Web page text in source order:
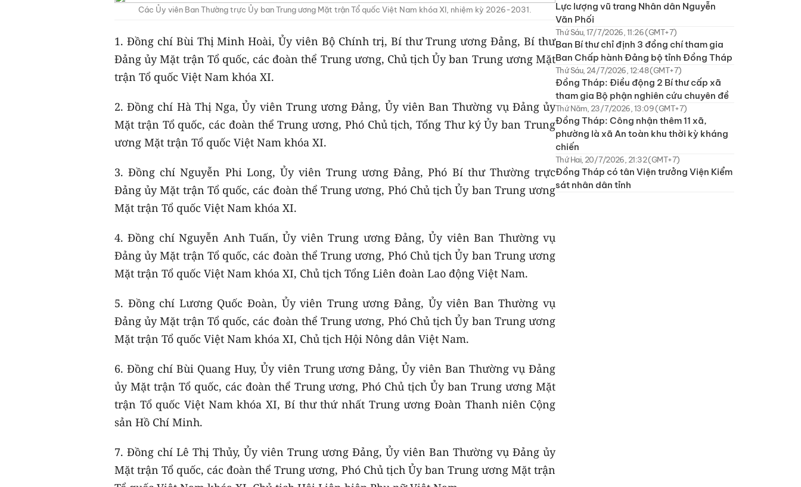
Các Ủy viên Ban Thường trực Ủy ban Trung ương Mặt trận Tổ quốc Việt Nam khóa XI, nhiệm kỳ 2026-2031.
1. Đồng chí Bùi Thị Minh Hoài, Ủy viên Bộ Chính trị, Bí thư Trung ương Đảng, Bí thư
Đảng ủy Mặt trận Tổ quốc, các đoàn thể Trung ương, Chủ tịch Ủy ban Trung ương Mặt
trận Tổ quốc Việt Nam khóa XI.
2. Đồng chí Hà Thị Nga, Ủy viên Trung ương Đảng, Ủy viên Ban Thường vụ Đảng ủy
Mặt trận Tổ quốc, các đoàn thể Trung ương, Phó Chủ tịch, Tổng Thư ký Ủy ban Trung
ương Mặt trận Tổ quốc Việt Nam khóa XI.
3. Đồng chí Nguyễn Phi Long, Ủy viên Trung ương Đảng, Phó Bí thư Thường trực
Đảng ủy Mặt trận Tổ quốc, các đoàn thể Trung ương, Phó Chủ tịch Ủy ban Trung ương
Mặt trận Tổ quốc Việt Nam khóa XI.
4. Đồng chí Nguyễn Anh Tuấn, Ủy viên Trung ương Đảng, Ủy viên Ban Thường vụ
Đảng ủy Mặt trận Tổ quốc, các đoàn thể Trung ương, Phó Chủ tịch Ủy ban Trung ương
Mặt trận Tổ quốc Việt Nam khóa XI, Chủ tịch Tổng Liên đoàn Lao động Việt Nam.
5. Đồng chí Lương Quốc Đoàn, Ủy viên Trung ương Đảng, Ủy viên Ban Thường vụ
Đảng ủy Mặt trận Tổ quốc, các đoàn thể Trung ương, Phó Chủ tịch Ủy ban Trung ương
Mặt trận Tổ quốc Việt Nam khóa XI, Chủ tịch Hội Nông dân Việt Nam.
6. Đồng chí Bùi Quang Huy, Ủy viên Trung ương Đảng, Ủy viên Ban Thường vụ Đảng
ủy Mặt trận Tổ quốc, các đoàn thể Trung ương, Phó Chủ tịch Ủy ban Trung ương Mặt
trận Tổ quốc Việt Nam khóa XI, Bí thư thứ nhất Trung ương Đoàn Thanh niên Cộng
sản Hồ Chí Minh.
7. Đồng chí Lê Thị Thủy, Ủy viên Trung ương Đảng, Ủy viên Ban Thường vụ Đảng ủy
Mặt trận Tổ quốc, các đoàn thể Trung ương, Phó Chủ tịch Ủy ban Trung ương Mặt trận
Lực lượng vũ trang Nhân dân Nguyễn
Văn Phối
Thứ Sáu, 17/7/2026, 11:26 (GMT+7)
Ban Bí thư chỉ định 3 đồng chí tham gia
Ban Chấp hành Đảng bộ tỉnh Đồng Tháp
Thứ Sáu, 24/7/2026, 12:48 (GMT+7)
Đồng Tháp: Điều động 2 Bí thư cấp xã
tham gia Bộ phận nghiên cứu chuyên đề
Thứ Năm, 23/7/2026, 13:09 (GMT+7)
Đồng Tháp: Công nhận thêm 11 xã,
phường là xã An toàn khu thời kỳ kháng
chiến
Thứ Hai, 20/7/2026, 21:32 (GMT+7)
Đồng Tháp có tân Viện trưởng Viện Kiểm
sát nhân dân tỉnh